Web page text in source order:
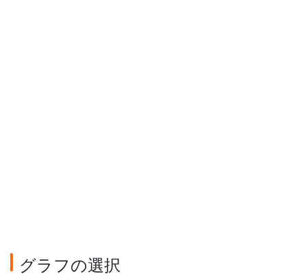
グラフの選択